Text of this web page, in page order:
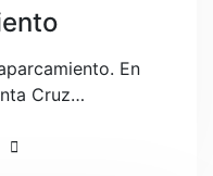
En
Cruz…